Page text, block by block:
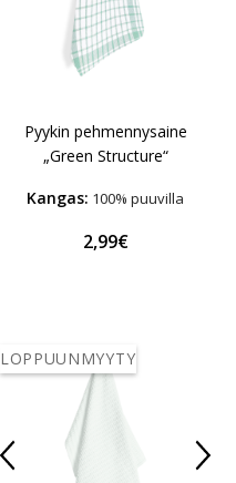
Pyykin pehmennysaine
„Green Structure“
Kangas: 100% puuvilla
2,99€
LOPPUUNMYYTY